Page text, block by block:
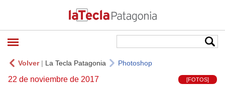
Volver| La Tecla Patagonia Photoshop
22 de noviembre de 2017 [FOTOS]